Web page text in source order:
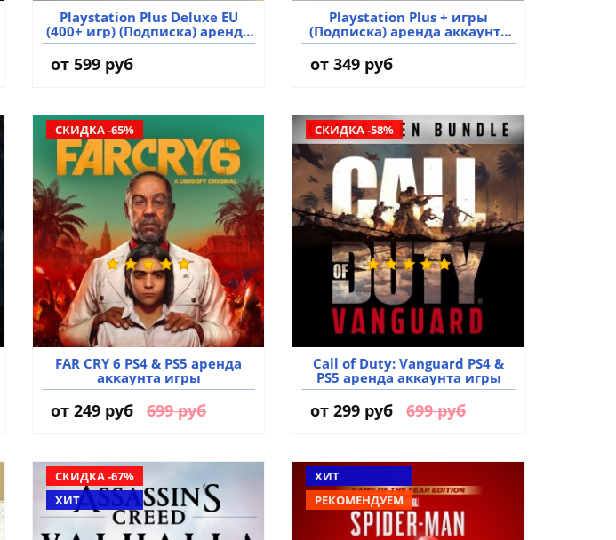
Playstation Plus Deluxe EU
(400+ игр) (Подписка) аренда
аккаунта игры
от 599 руб
Playstation Plus + игры
(Подписка) аренда аккаунта
игры
от 349 руб
СКИДКА -65%
FAR CRY 6 PS4 & PS5 аренда
аккаунта игры
от 249 руб 699 руб
СКИДКА -58%
Call of Duty: Vanguard PS4 &
PS5 аренда аккаунта игры
от299 руб 699 руб
СКИДКА -67%
ХИТ
ХИТ
РЕКОМЕНДУЕМ